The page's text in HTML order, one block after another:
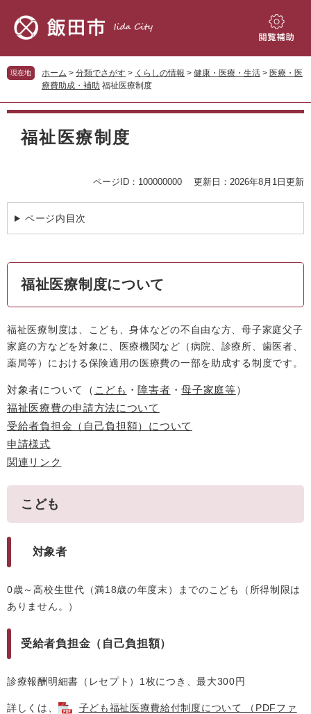
先
頭
す。
を
飛
し
閲
補
現在地 ホーム > 分類でさがす > くらしの情報 > 健康・医療・生活 > 医療・医
療費助成・補助 福祉医療制度
本
福祉医療制度
ページID：100000000 更新日：2026年8月1日更新
ページ内目次
福祉医療制度について
福祉医療制度は、こども、身体などの不自由な方、母子家庭父子
家庭の方などを対象に、医療機関など（病院、診療所、歯医者、
薬局等）における保険適用の医療費の一部を助成する制度です。
対象者について（ こども ・ 障害者 ・母子家庭等）
福祉医療費の申請方法について
受給者負担金（自己負担額）について
申請様式
関連リンク
こども
対象者
0歳～高校生世代（満18歳の年度末）までのこども（所得制限は
ありません。）
受給者負担金（自己負担額）
診療報酬明細書（レセプト）1枚につき、最大300円
詳しくは、
子ども福祉医療費給付制度について （PDFファ